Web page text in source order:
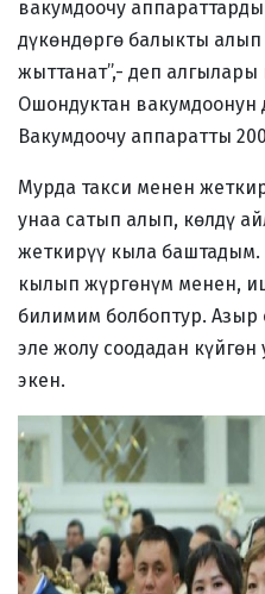
вакумдоочу
дүкөндөргө балыкты алып
жыттанат”,- деп
Ошондуктан вакумдоонун
Вакумдоочу аппаратты
Мурда такси менен
унаа сатып алып, көлдү
жеткирүү кыла баштадым.
кылып жүргөнүм менен,
билимим болбоптур. Азыр
эле жолу соодадан
экен.